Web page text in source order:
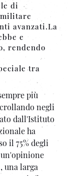
di
avanzati.La
e
rendendo
tra
più
negli
dall'Istituto
ha
il 75% degli
una larga